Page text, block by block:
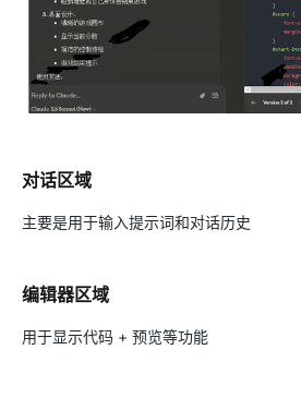
对话区域
主要是用于输入提示词和对话历史
编辑器区域
用于显示代码 + 预览等功能